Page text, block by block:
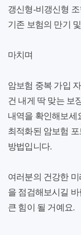
갱신형-비갱신형
기존 보험의 만기
마치며
암보험 중복 가입
건 내게 딱 맞는 보
내역을 확인해보세
최적화된 암보험
방법입니다.
여러분의 건강한
을 점검해보시길
큰 힘이 될 거예요.